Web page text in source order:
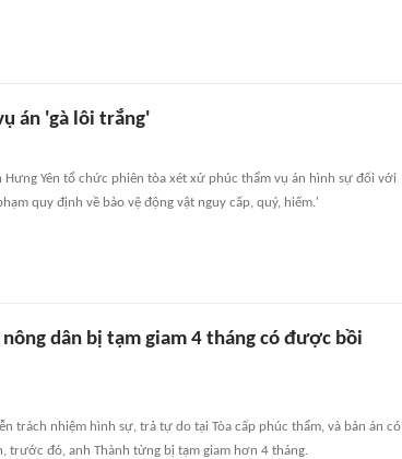
án 'gà lôi trắng'
Hưng Yên tổ chức phiên tòa xét xử phúc thẩm vụ án hình sự đối với
quy định về bảo vệ động vật nguy cấp, quý, hiếm.'
dân bị tạm giam 4 tháng có được bồi
trách nhiệm hình sự, trả tự do tại Tòa cấp phúc thẩm, và bản án có
trước đó, anh Thành từng bị tạm giam hơn 4 tháng.